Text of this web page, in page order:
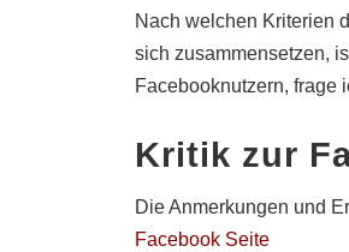
Nach welchen Kriterien
sich zusammensetzen,
Facebooknutzern, frage
Kritik zur
Die Anmerkungen und
Facebook Seite